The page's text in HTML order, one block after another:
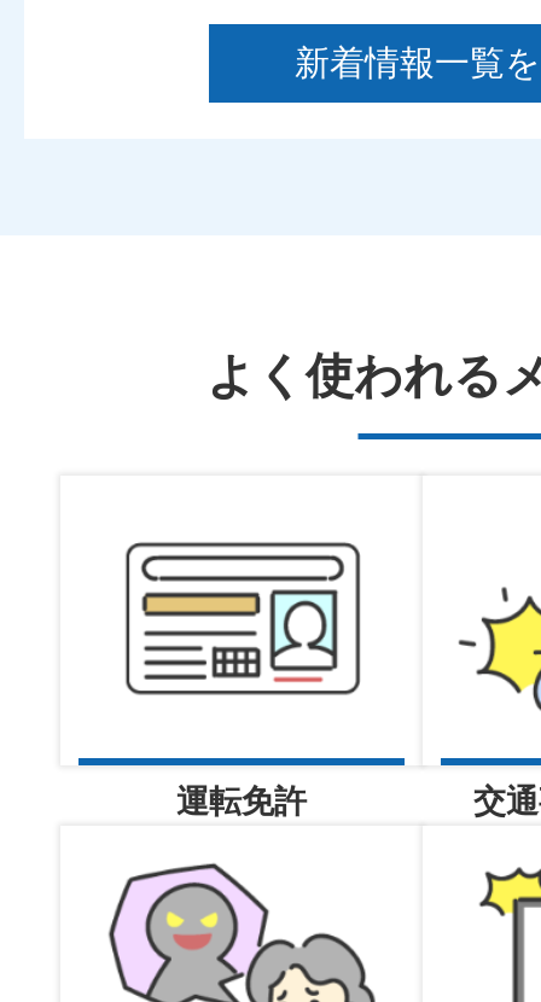
事件事故の発生・検挙のお知
会計課からの物品売払い情報
南堺ニュース（令和8年）
2026年08月05日
2026年08月05日
大阪府南堺警察署
2026年08月05日
新着情報一覧
よく使われる
運転免許 交